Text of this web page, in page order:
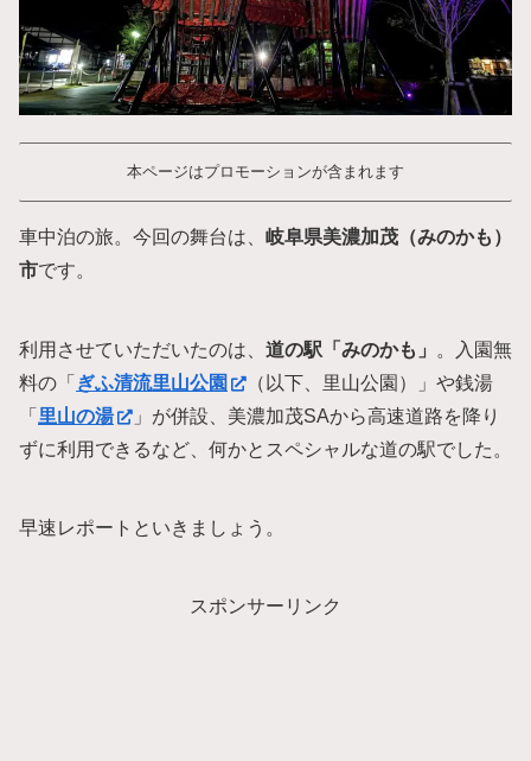
本ページはプロモーションが含まれます
車中泊の旅。今回の舞台は、 岐阜県美濃加茂（みのかも）
市です。
利用させていただいたのは、 道の駅「みのかも」
。入園無
料の「 ぎふ清流里山公園
（以下、里山公園）」や銭湯
「 里山の湯
」が併設、美濃加茂SAから高速道路を降り
ずに利用できるなど、何かとスペシャルな道の駅でした。
早速レポートといきましょう。
スポンサーリンク